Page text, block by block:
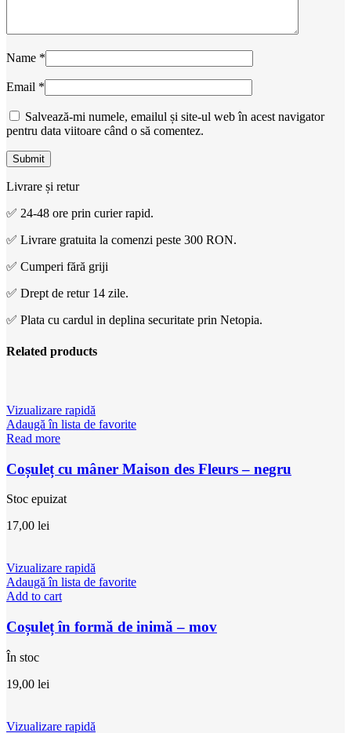
Name *
Email *
Salvează-mi numele, emailul și site-ul web în acest navigator
pentru data viitoare când o să comentez.
Livrare și retur
✅ 24-48 ore prin curier rapid.
✅ Livrare gratuita la comenzi peste 300 RON.
✅ Cumperi fără griji
✅ Drept de retur 14 zile.
✅ Plata cu cardul in deplina securitate prin Netopia.
Related products
Vizualizare rapidă
Adaugă în lista de favorite
Read more
Coșuleț cu mâner Maison des Fleurs – negru
Stoc epuizat
17,00 lei
Vizualizare rapidă
Adaugă în lista de favorite
Add to cart
Coșuleț în formă de inimă – mov
În stoc
19,00 lei
Vizualizare rapidă